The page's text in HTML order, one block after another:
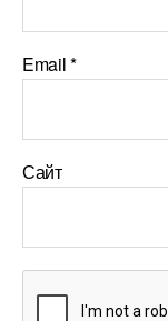
Email*
Сайт